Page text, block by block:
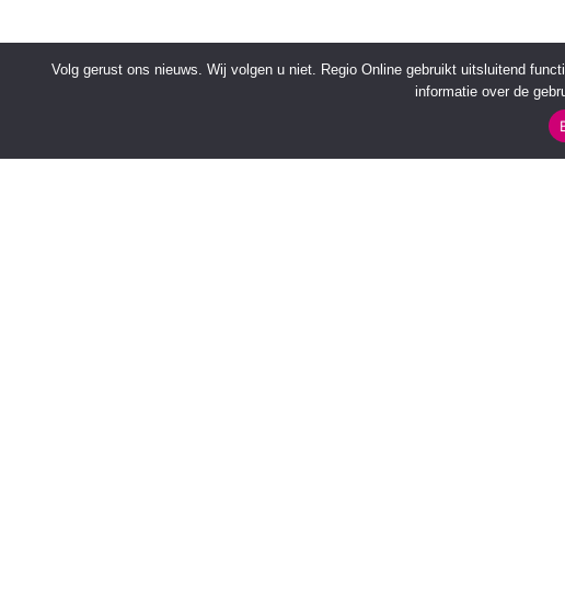
Volg gerust ons nieuws. Wij volgen u niet. Regio Online gebruikt uitsluitend
informatie over de